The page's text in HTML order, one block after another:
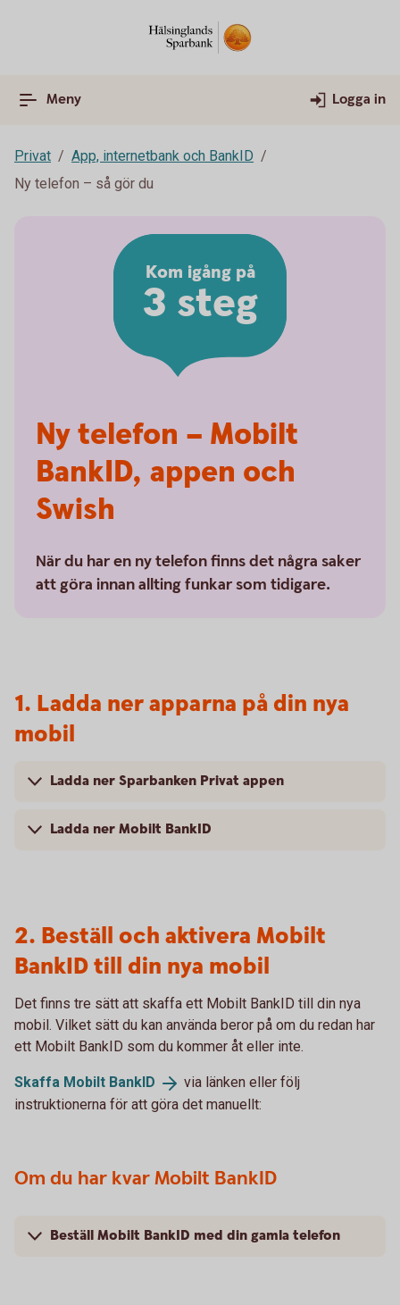
Meny Logga in
Privat
App, internetbank och BankID
Ny telefon – så gör du
Ny telefon – Mobilt
BankID, appen och
Swish
När du har en ny telefon finns det några saker
att göra innan allting funkar som tidigare.
Kom igång på
3 steg
1. Ladda ner apparna på din nya
mobil
Ladda ner Sparbanken Privat appen
Ladda ner Mobilt BankID
2. Beställ och aktivera Mobilt
BankID till din nya mobil
Det finns tre sätt att skaffa ett Mobilt BankID till din nya
mobil. Vilket sätt du kan använda beror på om du redan har
ett Mobilt BankID som du kommer åt eller inte.
Skaffa Mobilt BankID
via länken eller följ
instruktionerna för att göra det manuellt:
Om du har kvar Mobilt BankID
Beställ Mobilt BankID med din gamla telefon